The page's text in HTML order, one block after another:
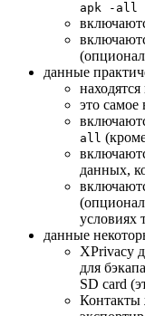
apk -all
данные
находятся
это самое
all
данных,
условиях
данные
XPrivacy
для
SD card
Контакты